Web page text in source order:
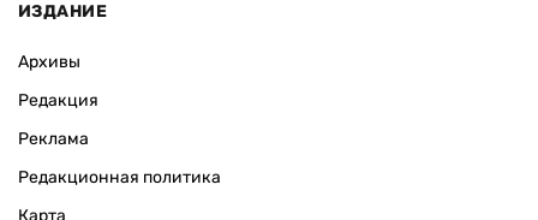
ИЗДАНИЕ
Архивы
Редакция
Реклама
Редакционная политика
Карта